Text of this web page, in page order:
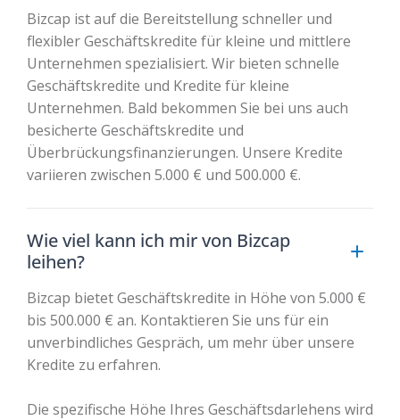
Bizcap ist auf die Bereitstellung schneller und
flexibler Geschäftskredite für kleine und mittlere
Unternehmen spezialisiert. Wir bieten schnelle
Geschäftskredite und Kredite für kleine
Unternehmen. Bald bekommen Sie bei uns auch
besicherte Geschäftskredite und
Überbrückungsfinanzierungen. Unsere Kredite
variieren zwischen 5.000 € und 500.000 €.
Wie viel kann ich mir von Bizcap
leihen?
Bizcap bietet Geschäftskredite in Höhe von 5.000 €
bis 500.000 € an. Kontaktieren Sie uns für ein
unverbindliches Gespräch, um mehr über unsere
Kredite zu erfahren.
Die spezifische Höhe Ihres Geschäftsdarlehens wird